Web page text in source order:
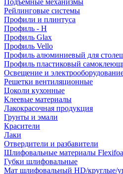
Подъемные механизмы
Рейлинговые системы
Профили и плинтуса
Профиль - H
Профиль Glax
Профиль Vello
Профиль алюминиевый для
Профиль пластиковый
Освещение и
Решетки вентиляционные
Цоколи кухонные
Клеевые материалы
Лакокрасочная продукция
Грунты и эмали
Красители
Лаки
Отвердители и разбавители
Шлифовальные материалы
Губки шлифовальные
Мат шлифовальный HD/круглые/